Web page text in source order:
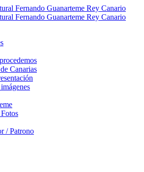
Canarias
/ Patrono